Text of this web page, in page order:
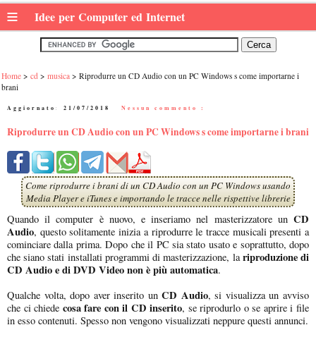
≡ Idee per Computer ed Internet
Home cd musica
Riprodurre un CD Audio con un PC Windows s come importarne i
brani
Aggiornato: 21/07/2018 Nessun commento :
Riprodurre un CD Audio con un PC Windows s come importarne i brani
Come riprodurre i brani di un CD Audio con un PC Windows usando
Media Player e iTunes e importando le tracce nelle rispettive librerie
Quando il computer è nuovo, e inseriamo nel masterizzatore unCD
Audio, questo solitamente inizia a riprodurre le tracce musicali presenti a
cominciare dalla prima. Dopo che il PC sia stato usato e soprattutto, dopo
che siano stati installati programmi di masterizzazione, lariproduzione di
CD Audio e di DVD Videonon è più automatica.
Qualche volta, dopo aver inserito unCD Audio, si visualizza un avviso
che ci chiede cosa fare con il CD inserito, se riprodurlo o se aprire i file
in esso contenuti. Spesso non vengono visualizzati neppure questi annunci.